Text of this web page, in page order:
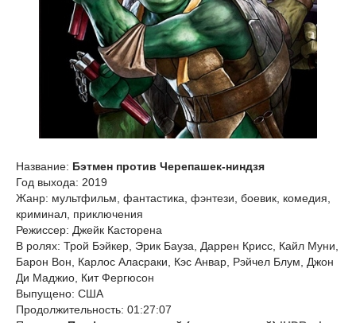
Название: Бэтмен против Черепашек-ниндзя
Год выхода: 2019
Жанр: мультфильм, фантастика, фэнтези, боевик, комедия,
криминал, приключения
Режиссер: Джейк Касторена
В ролях: Трой Бэйкер, Эрик Бауза, Даррен Крисс, Кайл Муни,
Барон Вон, Карлос Аласраки, Кэс Анвар, Рэйчел Блум, Джон
Ди Маджио, Кит Фергюсон
Выпущено: США
Продолжительность: 01:27:07